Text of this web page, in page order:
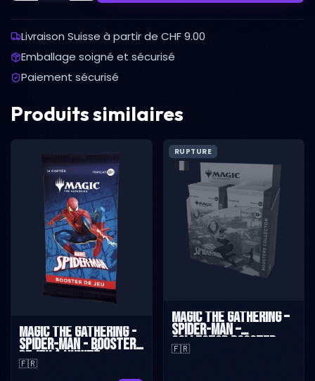
Livraison Suisse à partir de CHF 9.00
Emballage soigné et sécurisé
Paiement sécurisé
Produits similaires
Magic The Gathering -
Spider-Man - Booster
de jeu à l'unité -
Français
🇫🇷
RUPTURE
Magic The Gathering –
Spider-Man –
Collector Booster
Box – Français
🇫🇷